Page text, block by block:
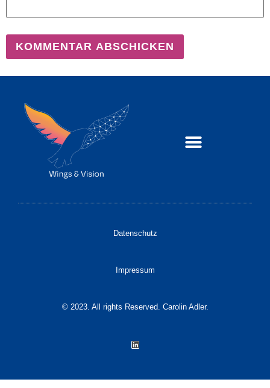
Datenschutz
Impressum
© 2023. All rights Reserved. Carolin Adler.